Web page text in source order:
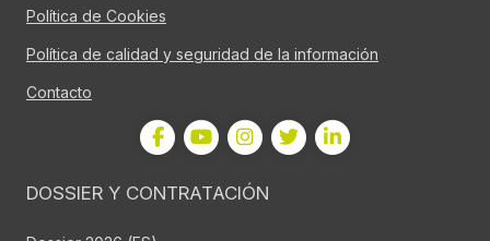
Política de Cookies
Política de calidad y seguridad de la información
Contacto
DOSSIER Y CONTRATACIÓN